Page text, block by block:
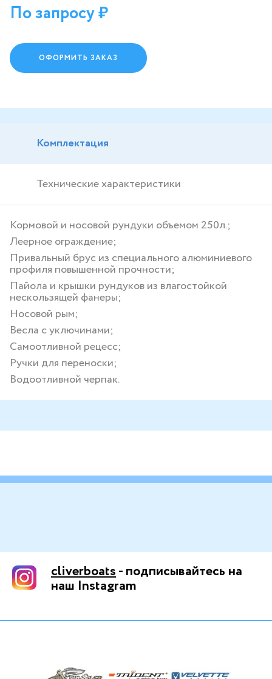
По запросу
ОФОРМИТЬ ЗАКАЗ
Комплектация
Технические характеристики
Кормовой и носовой рундуки объемом 250л.;
Леерное ограждение;
Привальный брус из специального алюминиевого
профиля повышенной прочности;
Пайола и крышки рундуков из влагостойкой
нескользящей фанеры;
Носовой рым;
Весла с уключинами;
Самоотливной рецесс;
Ручки для переноски;
Водоотливной черпак.
cliverboats- подписывайтесь на
наш Instagram